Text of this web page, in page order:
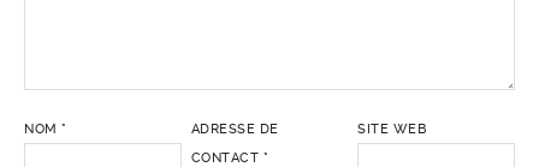
NOM *
ADRESSE DE
CONTACT *
SITE WEB